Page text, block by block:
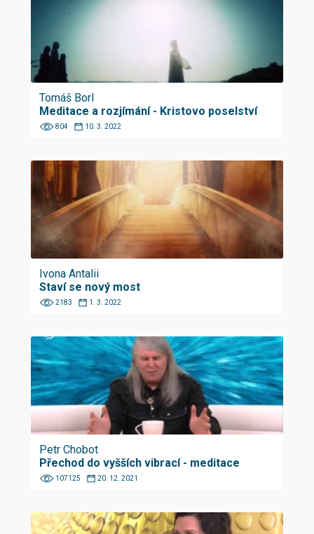
Tomáš Borl
Meditace a rozjímání - Kristovo poselství
804 10. 3. 2022
Ivona Antalii
Staví se nový most
2183 1. 3. 2022
Petr Chobot
Přechod do vyšších vibrací - meditace
107125 20. 12. 2021